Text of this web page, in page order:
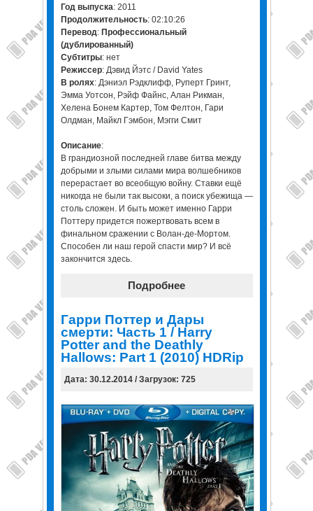
Год выпуска: 2011
Продолжительность: 02:10:26
Перевод: Профессиональный
(дублированный)
Cубтитры: нет
Режиссер: Дэвид Йэтс / David Yates
В ролях: Дэниэл Рэдклифф, Руперт Гринт,
Эмма Уотсон, Рэйф Файнс, Алан Рикман,
Хелена Бонем Картер, Том Фелтон, Гари
Олдман, Майкл Гэмбон, Мэгги Смит
Описание:
В грандиозной последней главе битва между
добрыми и злыми силами мира волшебников
перерастает во всеобщую войну. Ставки ещё
никогда не были так высоки, а поиск убежища —
столь сложен. И быть может именно Гарри
Поттеру придется пожертвовать всем в
финальном сражении с Волан-де-Мортом.
Способен ли наш герой спасти мир? И всё
закончится здесь.
Подробнее
Гарри Поттер и Дары
смерти: Часть 1 / Harry
Potter and the Deathly
Hallows: Part 1 (2010) HDRip
Дата: 30.12.2014 / Загрузок: 725